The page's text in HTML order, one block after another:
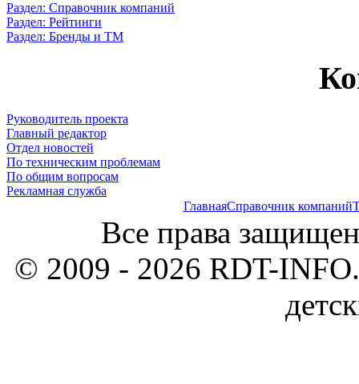
Раздел: Справочник компаний
Раздел: Рейтинги
Раздел: Бренды и ТМ
Руководитель проекта
Главный редактор
Отдел новостей
По техническим проблемам
По общим вопросам
Рекламная служба
ГлавнаяСправочник компаний
Все права
© 2009 - 2026 RDT-